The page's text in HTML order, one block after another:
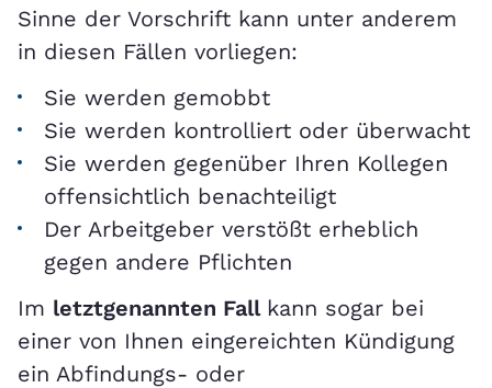
Sinne der Vorschrift kann unter anderem
in diesen Fällen vorliegen:
Sie werden gemobbt
Sie werden kontrolliert oder überwacht
Sie werden gegenüber Ihren Kollegen
offensichtlich benachteiligt
Der Arbeitgeber verstößt erheblich
gegen andere Pflichten
Im letztgenannten Fall kann sogar bei
einer von Ihnen eingereichten Kündigung
ein Abfindungs- oder